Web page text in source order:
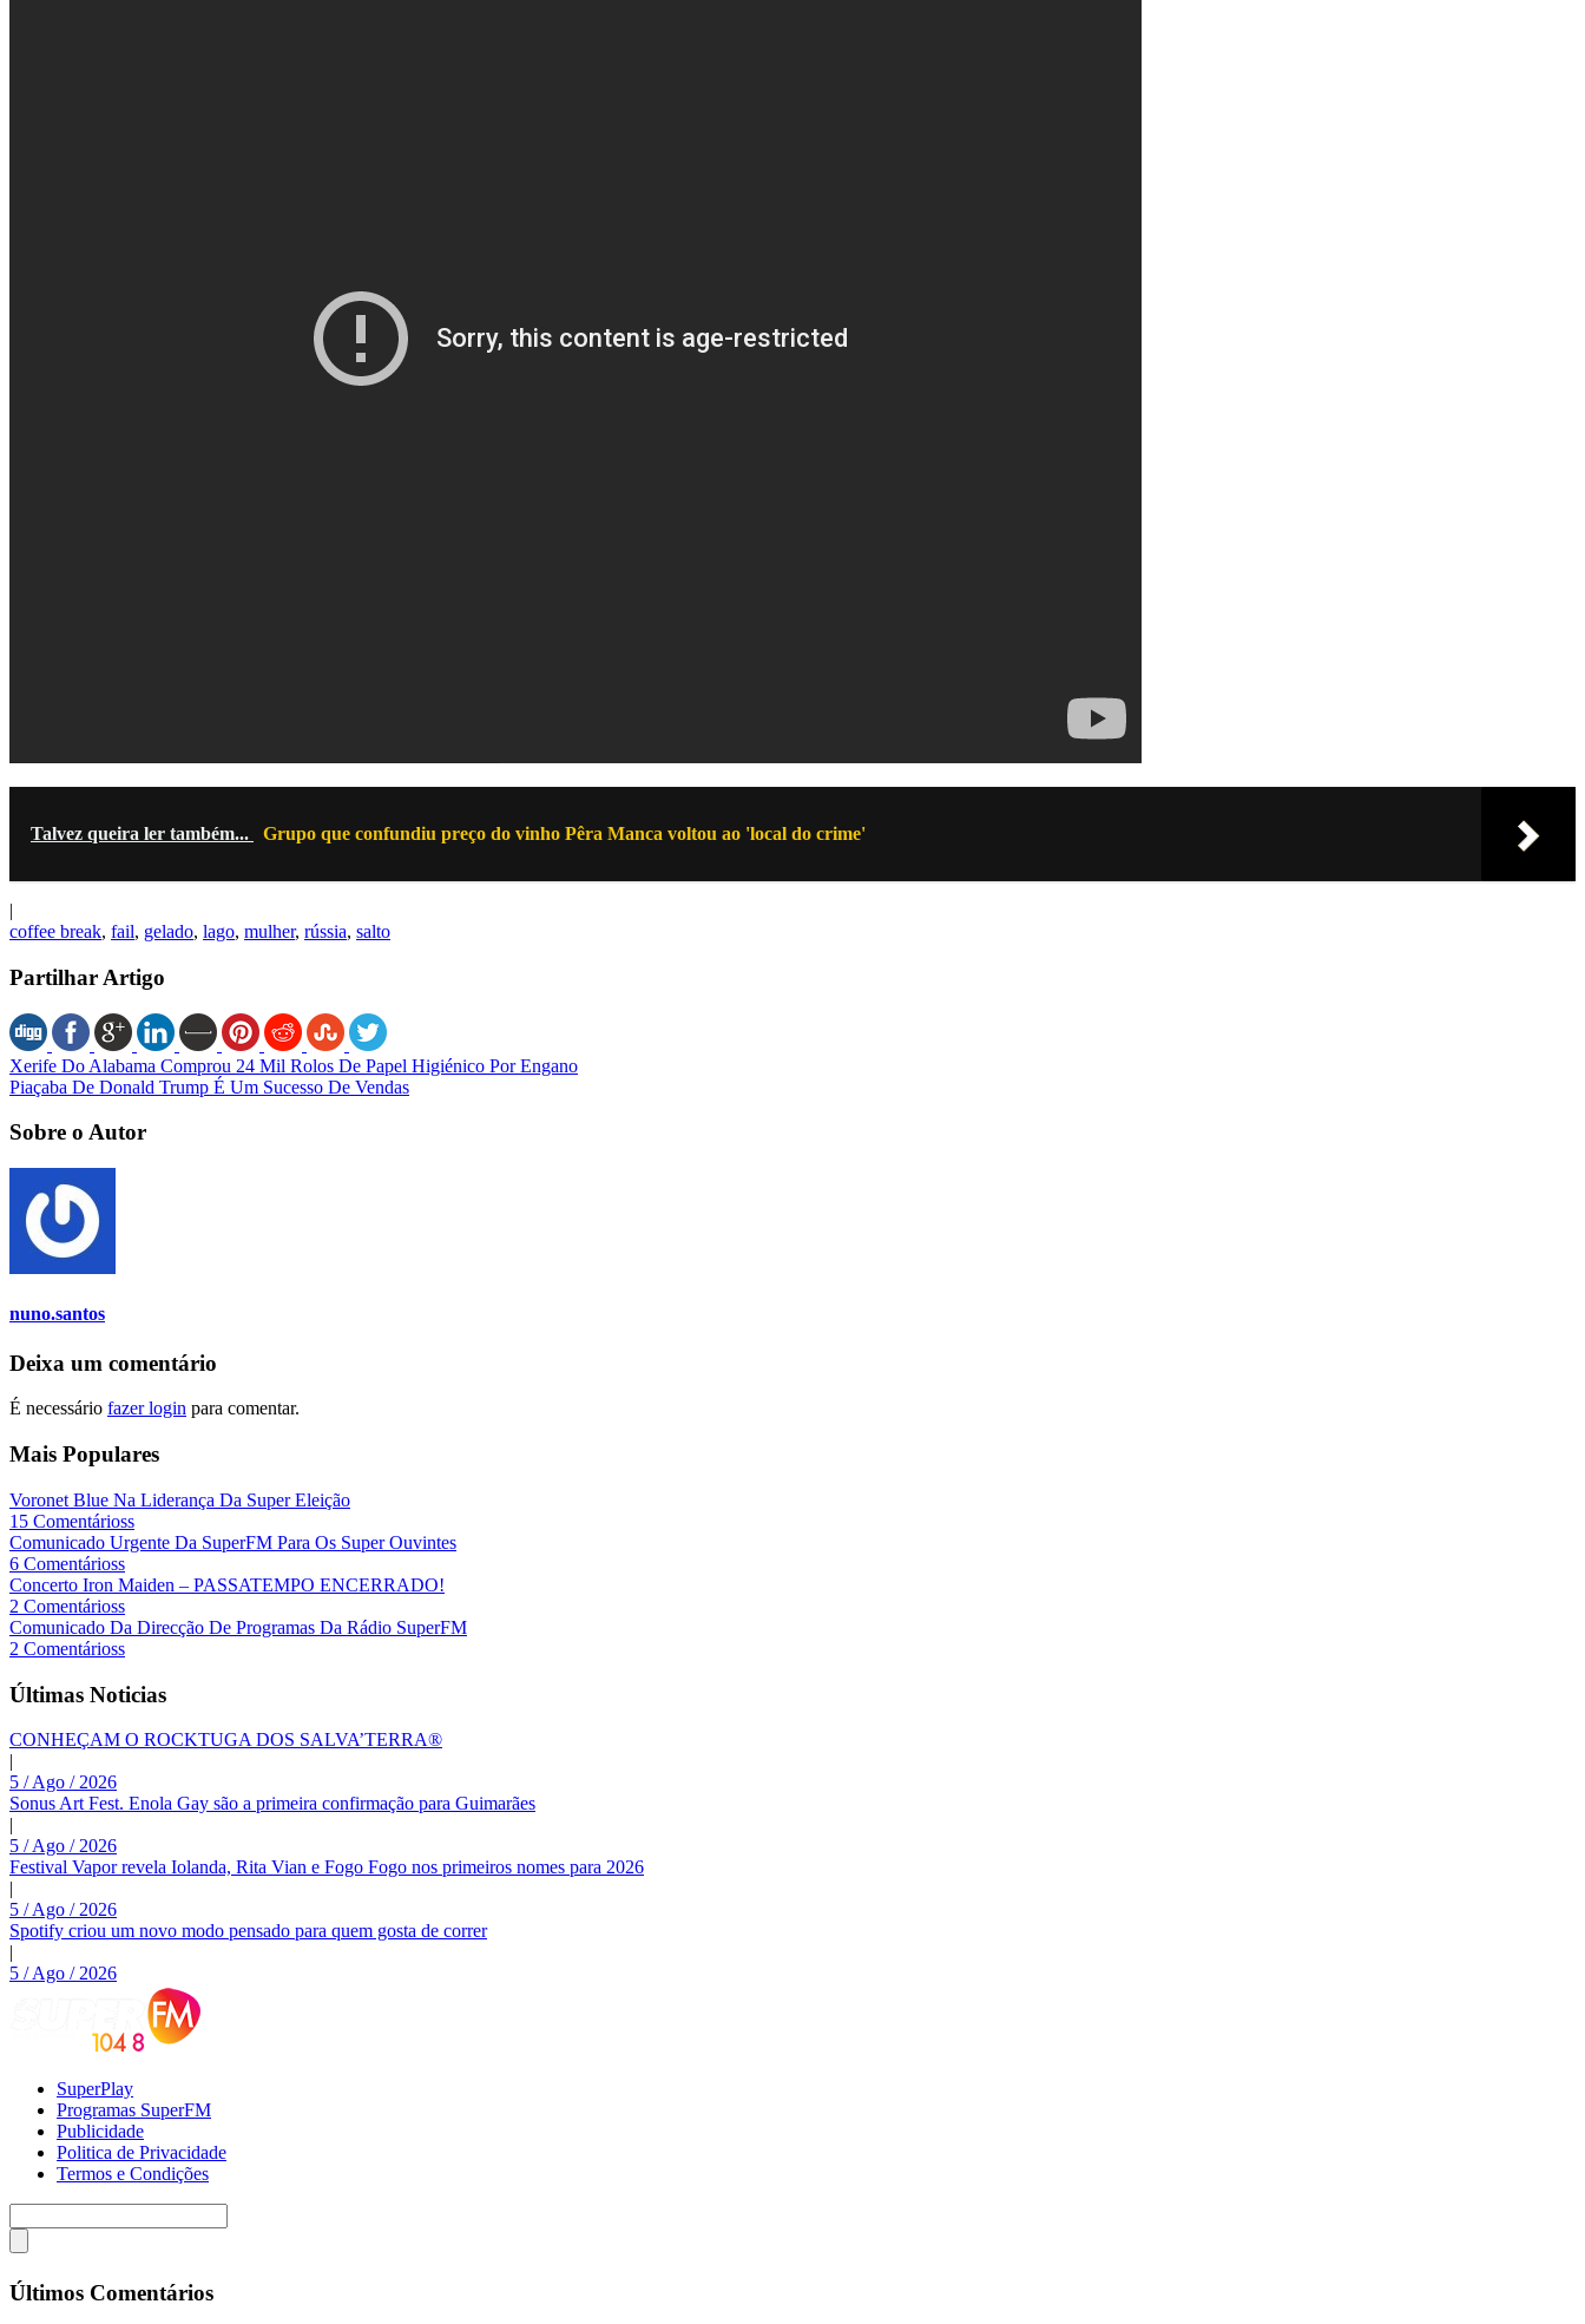
Talvez queira ler também... Grupo que confundiu preço do vinho Pêra Manca voltou ao 'local do crime'
|
coffee break, fail, gelado, lago, mulher, rússia, salto
Partilhar Artigo
Xerife Do Alabama Comprou 24 Mil Rolos De Papel Higiénico Por Engano
Piaçaba De Donald Trump É Um Sucesso De Vendas
Sobre o Autor
nuno.santos
Deixa um comentário
É necessário fazer login para comentar.
Mais Populares
Voronet Blue Na Liderança Da Super Eleição
15 Comentárioss
Comunicado Urgente Da SuperFM Para Os Super Ouvintes
6 Comentárioss
Concerto Iron Maiden – PASSATEMPO ENCERRADO!
2 Comentárioss
Comunicado Da Direcção De Programas Da Rádio SuperFM
2 Comentárioss
Últimas Noticias
CONHEÇAM O ROCKTUGA DOS SALVA’TERRA®
|
5 / Ago / 2026
Sonus Art Fest. Enola Gay são a primeira confirmação para Guimarães
|
5 / Ago / 2026
Festival Vapor revela Iolanda, Rita Vian e Fogo Fogo nos primeiros nomes para 2026
|
5 / Ago / 2026
Spotify criou um novo modo pensado para quem gosta de correr
|
5 / Ago / 2026
SuperPlay
Programas SuperFM
Publicidade
Politica de Privacidade
Termos e Condições
Últimos Comentários